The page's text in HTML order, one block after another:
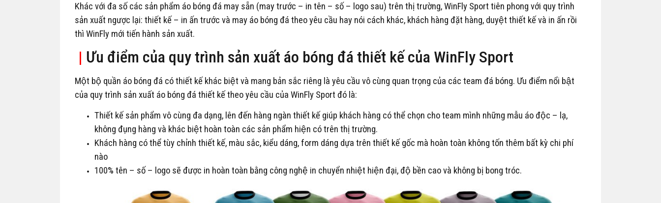
Khác với đa số các sản phẩm áo bóng đá may sẵn (may trước – in tên – số – logo sau) trên thị trường, WinFly Sport tiên phong với quy trình
sản xuất ngược lại: thiết kế – in ấn trước và may áo bóng đá theo yêu cầu hay nói cách khác, khách hàng đặt hàng, duyệt thiết kế và in ấn rồi
thì WinFly mới tiến hành sản xuất.
| Ưu điểm của quy trình sản xuất áo bóng đá thiết kế của WinFly Sport
Một bộ quần áo bóng đá có thiết kế khác biệt và mang bản sắc riêng là yêu cầu vô cùng quan trọng của các team đá bóng. Ưu điểm nổi bật
của quy trình sản xuất áo bóng đá thiết kế theo yêu cầu của WinFly Sport đó là:
Thiết kế sản phẩm vô cùng đa dạng, lên đến hàng ngàn thiết kế giúp khách hàng có thể chọn cho team mình những mẫu áo độc – lạ,
không đụng hàng và khác biệt hoàn toàn các sản phẩm hiện có trên thị trường.
Khách hàng có thể tùy chỉnh thiết kế, màu sắc, kiểu dáng, form dáng dựa trên thiết kế gốc mà hoàn toàn không tốn thêm bất kỳ chi phí
nào
100% tên – số – logo sẽ được in hoàn toàn bằng công nghệ in chuyển nhiệt hiện đại, độ bền cao và không bị bong tróc.